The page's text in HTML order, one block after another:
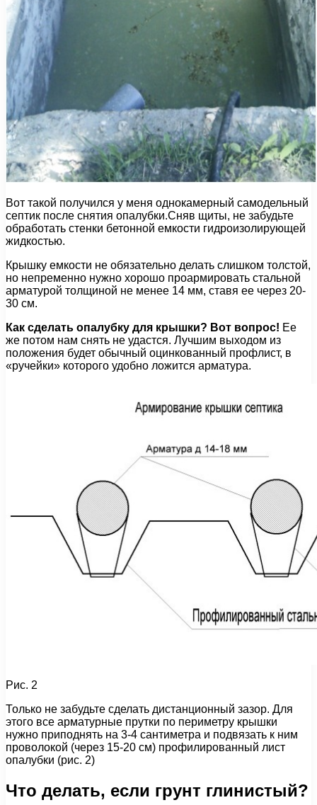
Вот такой получился у меня однокамерный самодельный
септик после снятия опалубки.Сняв щиты, не забудьте
обработать стенки бетонной емкости гидроизолирующей
жидкостью.
Крышку емкости не обязательно делать слишком толстой,
но непременно нужно хорошо проармировать стальной
арматурой толщиной не менее 14 мм, ставя ее через 20-
30 см.
Как сделать опалубку для крышки? Вот вопрос! Ее
же потом нам снять не удастся. Лучшим выходом из
положения будет обычный оцинкованный профлист, в
«ручейки» которого удобно ложится арматура.
Рис. 2
Только не забудьте сделать дистанционный зазор. Для
этого все арматурные прутки по периметру крышки
нужно приподнять на 3-4 сантиметра и подвязать к ним
проволокой (через 15-20 см) профилированный лист
опалубки (рис. 2)
Что делать, если грунт глинистый?